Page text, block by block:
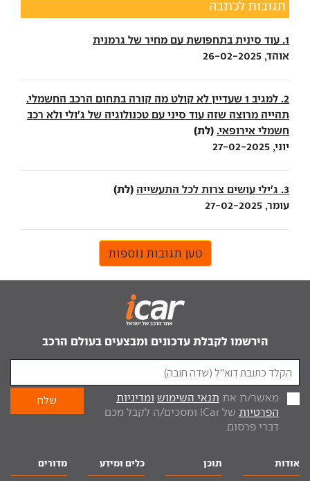
תגובות לכתבה
1. עוד סינית בתחפושת עם מחיר של גרמנית
אוהד, 26-02-2025
2. למגיב 1 שעדיין לא קולט מה קורה בתחום הרכב החשמלי.
תהייה מרוצה שזה עוד סיני עם טכנולוגיה של ג'ולי ולא רכב
חשמלי אירופאי. (לת)
יוני, 27-02-2025
3. ג׳ילי עושים צרות לכל התעשייה (לת)
עומר, 27-02-2025
טען תגובות נוספות
הירשמו לקבלת עדכונים ומבצעים בעולם הרכב
מאשר/ת את תנאי השימוש ומדיניות
הפרטיות
של iCar ומסכים/ה לקבל מכם
דברי פרסום.
אודות תוכן כלים ומידע מדורים